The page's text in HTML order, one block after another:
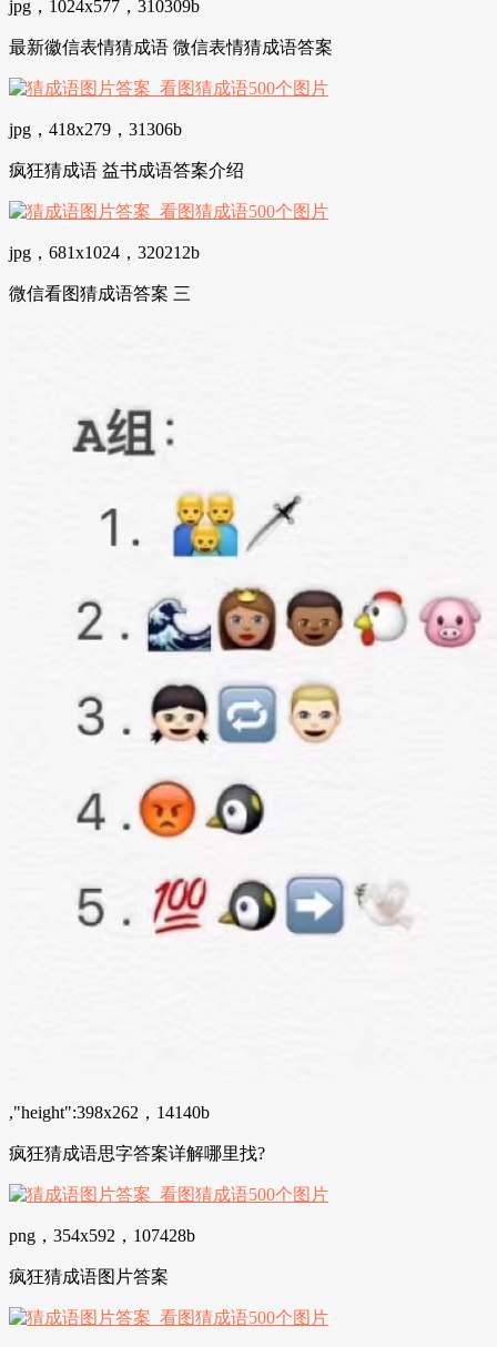
jpg，1024x577，310309b
最新徽信表情猜成语 微信表情猜成语答案
jpg，418x279，31306b
疯狂猜成语 益书成语答案介绍
jpg，681x1024，320212b
微信看图猜成语答案 三
,"height":398x262，14140b
疯狂猜成语思字答案详解哪里找?
png，354x592，107428b
疯狂猜成语图片答案